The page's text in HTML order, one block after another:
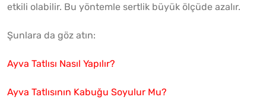
etkili olabilir. Bu yöntemle sertlik büyük ölçüde azalır.
Şunlara da göz atın:
Ayva Tatlısı Nasıl Yapılır?
Ayva Tatlısının Kabuğu Soyulur Mu?